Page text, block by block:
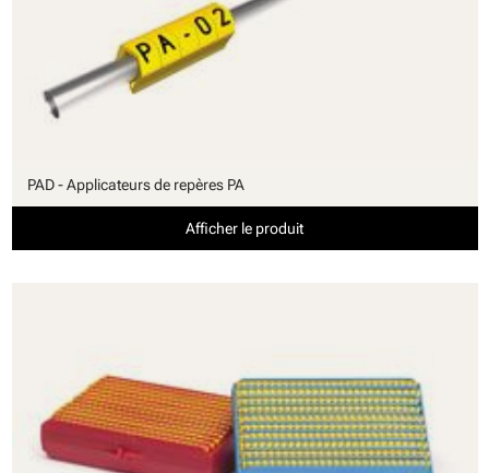
PAD - Applicateurs de repères PA
Afficher le produit